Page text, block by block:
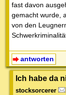
fast davon
gemacht wurde,
von den
antworten
Ich habe da
stocksorcerer